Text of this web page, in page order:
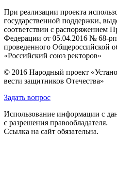
При реализации проекта
государственной поддержки,
соответствии с распоряжением
Федерации от 05.04.2016 № 68-
проведенного Общероссийской
«Российский союз ректоров»
© 2016 Народный проект
вести защитников Отечества»
Задать вопрос
Использование информации с
с разрешения правообладателя.
Ссылка на сайт обязательна.